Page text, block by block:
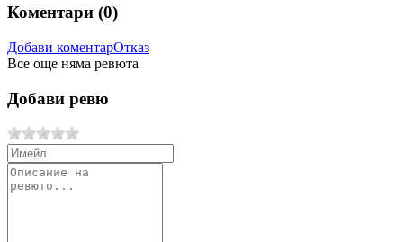
Коментари (0)
Добави коментарОтказ
Все още няма ревюта
Добави ревю